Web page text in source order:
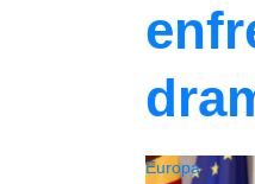
Europa